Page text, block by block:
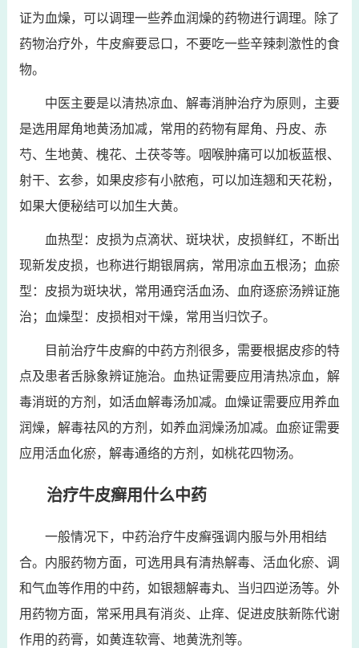
证为血燥，可以调理一些养血润燥的药物进行调理。除了
药物治疗外，牛皮癣要忌口，不要吃一些辛辣刺激性的食
物。
中医主要是以清热凉血、解毒消肿治疗为原则，主要
是选用犀角地黄汤加减，常用的药物有犀角、丹皮、赤
芍、生地黄、槐花、土茯苓等。咽喉肿痛可以加板蓝根、
射干、玄参，如果皮疹有小脓疱，可以加连翘和天花粉，
如果大便秘结可以加生大黄。
血热型：皮损为点滴状、斑块状，皮损鲜红，不断出
现新发皮损，也称进行期银屑病，常用凉血五根汤；血瘀
型：皮损为斑块状，常用通窍活血汤、血府逐瘀汤辨证施
治；血燥型：皮损相对干燥，常用当归饮子。
目前治疗牛皮癣的中药方剂很多，需要根据皮疹的特
点及患者舌脉象辨证施治。血热证需要应用清热凉血，解
毒消斑的方剂，如活血解毒汤加减。血燥证需要应用养血
润燥，解毒祛风的方剂，如养血润燥汤加减。血瘀证需要
应用活血化瘀，解毒通络的方剂，如桃花四物汤。
治疗牛皮癣用什么中药
一般情况下，中药治疗牛皮癣强调内服与外用相结
合。内服药物方面，可选用具有清热解毒、活血化瘀、调
和气血等作用的中药，如银翘解毒丸、当归四逆汤等。外
用药物方面，常采用具有消炎、止痒、促进皮肤新陈代谢
作用的药膏，如黄连软膏、地黄洗剂等。